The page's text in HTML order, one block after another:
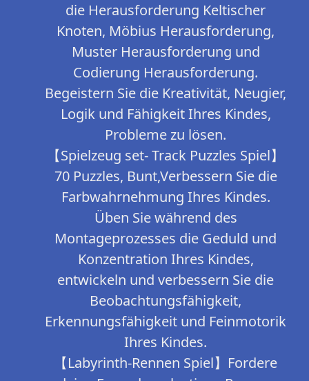
die Herausforderung Keltischer
Knoten, Möbius Herausforderung,
Muster Herausforderung und
Codierung Herausforderung.
Begeistern Sie die Kreativität, Neugier,
Logik und Fähigkeit Ihres Kindes,
Probleme zu lösen.
【Spielzeug set- Track Puzzles Spiel】
70 Puzzles, Bunt,Verbessern Sie die
Farbwahrnehmung Ihres Kindes.
Üben Sie während des
Montageprozesses die Geduld und
Konzentration Ihres Kindes,
entwickeln und verbessern Sie die
Beobachtungsfähigkeit,
Erkennungsfähigkeit und Feinmotorik
Ihres Kindes.
【Labyrinth-Rennen Spiel】Fordere